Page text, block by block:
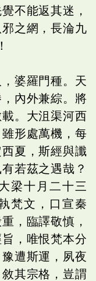
不能返其迷，
之網，長淪九
婆羅門種。天
內外兼綜。將
。大沮渠河西
形處萬機，每
夏，斯經與讖
若茲之遇哉？
梁十月二十三
梵文，口宣秦
，臨譯敬慎，
，唯恨梵本分
遭斯運，夙夜
其宗格，豈謂